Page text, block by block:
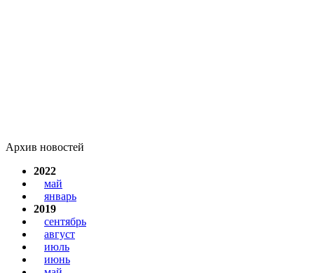
Архив новостей
2022
май
январь
2019
сентябрь
август
июль
июнь